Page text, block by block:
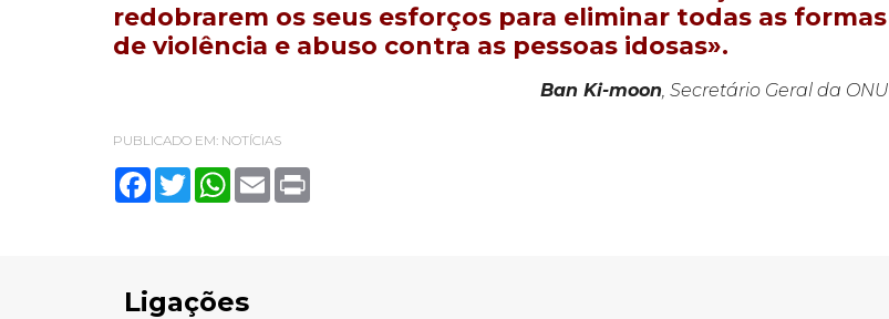
redobrarem os seus esforços para eliminar todas as formas
de violência e abuso contra as pessoas idosas».
Ban Ki-moon, Secretário Geral da ONU
PUBLICADO EM: NOTÍCIAS
Facebook
TwitterWhatsApp
Email
Ligações